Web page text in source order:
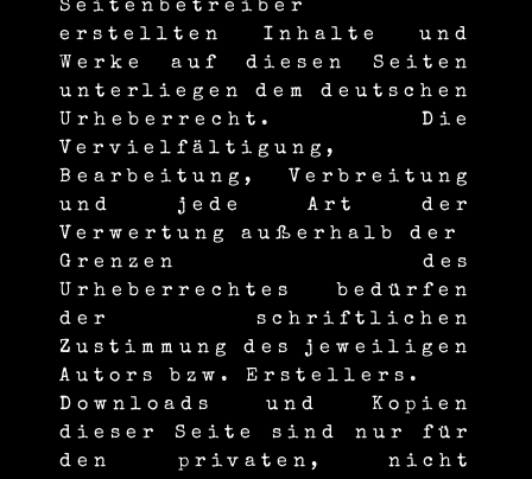
Seitenbetreiber
erstellten Inhalte und
Werke auf diesen Seiten
unterliegen dem deutschen
Urheberrecht. Die
Vervielfältigung,
Bearbeitung, Verbreitung
und jede Art der
Verwertung außerhalb der
Grenzen des
Urheberrechtes bedürfen
der schriftlichen
Zustimmung des jeweiligen
Autors bzw. Erstellers.
Downloads und Kopien
dieser Seite sind nur für
den privaten, nicht